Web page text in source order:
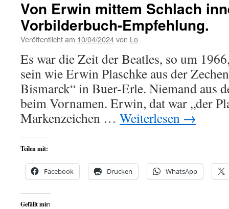
Von Erwin mittem Schlach
Vorbilderbuch-Empfehlung.
Veröffentlicht am 10/04/2024von Lo
Es war die Zeit der Beatles, so um
sein wie Erwin Plaschke aus der
Bismarck“ in Buer-Erle. Niemand aus
beim Vornamen. Erwin, dat war „der
Markenzeichen … Weiterlesen →
Teilen mit:
Facebook Drucken WhatsApp
Gefällt mir: